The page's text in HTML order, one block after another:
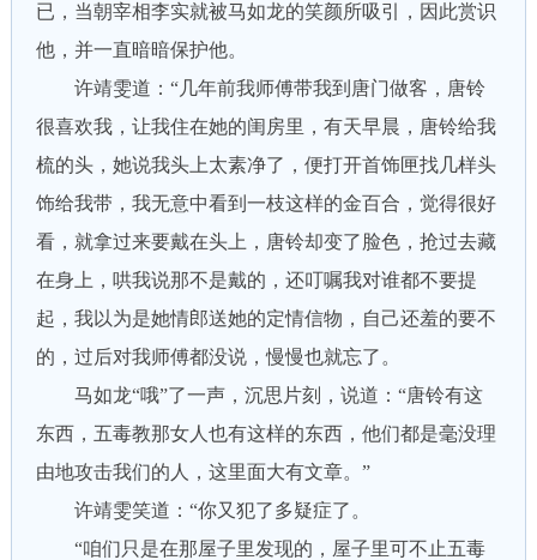
已，当朝宰相李实就被马如龙的笑颜所吸引，因此赏识
他，并一直暗暗保护他。
许靖雯道：“几年前我师傅带我到唐门做客，唐铃
很喜欢我，让我住在她的闺房里，有天早晨，唐铃给我
梳的头，她说我头上太素净了，便打开首饰匣找几样头
饰给我带，我无意中看到一枝这样的金百合，觉得很好
看，就拿过来要戴在头上，唐铃却变了脸色，抢过去藏
在身上，哄我说那不是戴的，还叮嘱我对谁都不要提
起，我以为是她情郎送她的定情信物，自己还羞的要不
的，过后对我师傅都没说，慢慢也就忘了。
马如龙“哦”了一声，沉思片刻，说道：“唐铃有这
东西，五毒教那女人也有这样的东西，他们都是毫没理
由地攻击我们的人，这里面大有文章。”
许靖雯笑道：“你又犯了多疑症了。
“咱们只是在那屋子里发现的，屋子里可不止五毒